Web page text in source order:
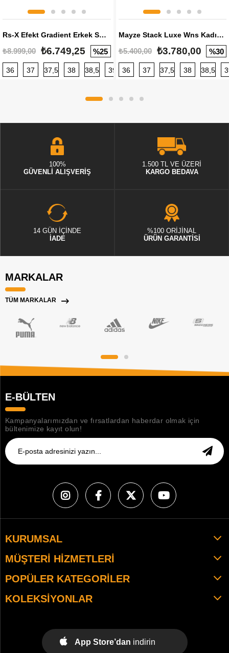
Rs-X Efekt Gradient Erkek Sneaker
₺8.999,00 ₺6.749,25 %25
36 37 37,5 38 38,5 39 40 40,5 41 42 42,5
Mayze Stack Luxe Wns Kadın Sneaker
₺5.400,00 ₺3.780,00 %30
36 37 37,5 38 38,5
100%
GÜVENLİ ALIŞVERİŞ
1.500 TL VE ÜZERİ
KARGO BEDAVA
14 GÜN İÇİNDE
İADE
%100 ORİJİNAL
ÜRÜN GARANTİSİ
MARKALAR
TÜM MARKALAR
E-BÜLTEN
Kampanyalarımızdan ve fırsatlardan haberdar olmak için
bültenimize kayıt olun!
KURUMSAL
MÜŞTERI HIZMETLERI
POPÜLER KATEGORILER
KOLEKSIYONLAR
App Store’dan indirin